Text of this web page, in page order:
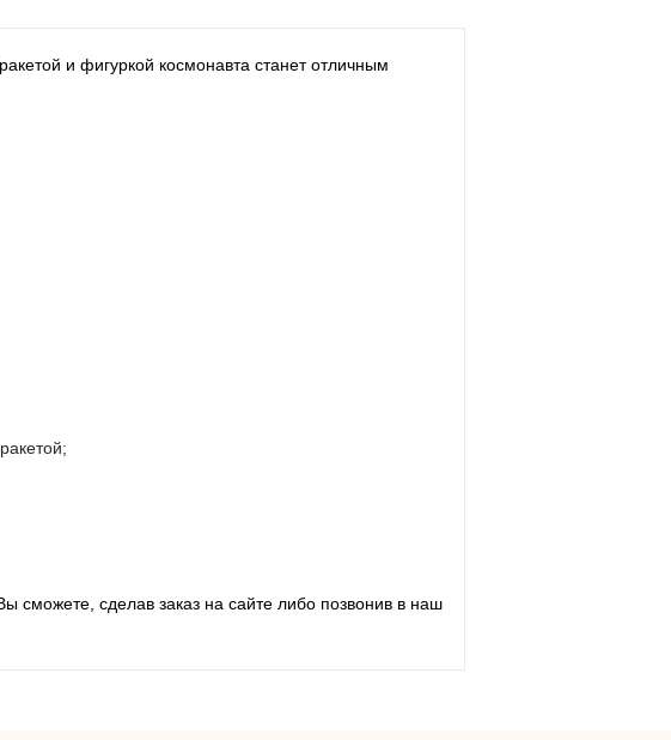
и фигуркой космонавта станет отличным
сможете, сделав заказ на сайте либо позвонив в наш